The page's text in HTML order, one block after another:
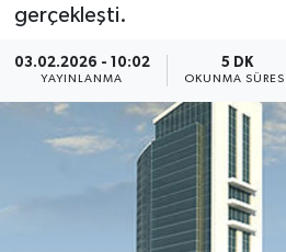
gerçekleşti.
03.02.2026 - 10:02
YAYINLANMA
5 DK
OKUNMA SÜRESI